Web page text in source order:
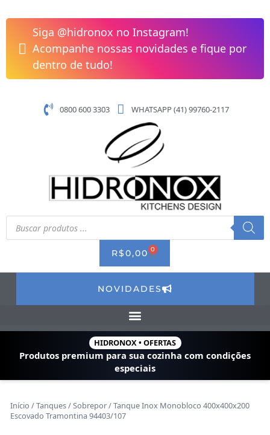
para
conteúdo
Siga @hidronox no Instagram!
Acompanhe nossas novidades e fique por
dentro de tudo!
0800 600 3303 WHATSAPP (41) 99760-2117
Pesquisar
produtos
R$0,00 0 CART
NOVIDADES
HIDRONOX • OFERTAS
Produtos premium para sua cozinha com condições
especiais
Início /Tanques/Sobrepor/ Tanque Inox Monobloco 400x400x200
Escovado Tramontina 94403/107
Inox
Monobloco
400x400x200
Escovado
Tramontina
quantidade